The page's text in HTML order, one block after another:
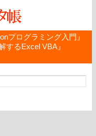
プログラミング入門』
するExcel VBA』